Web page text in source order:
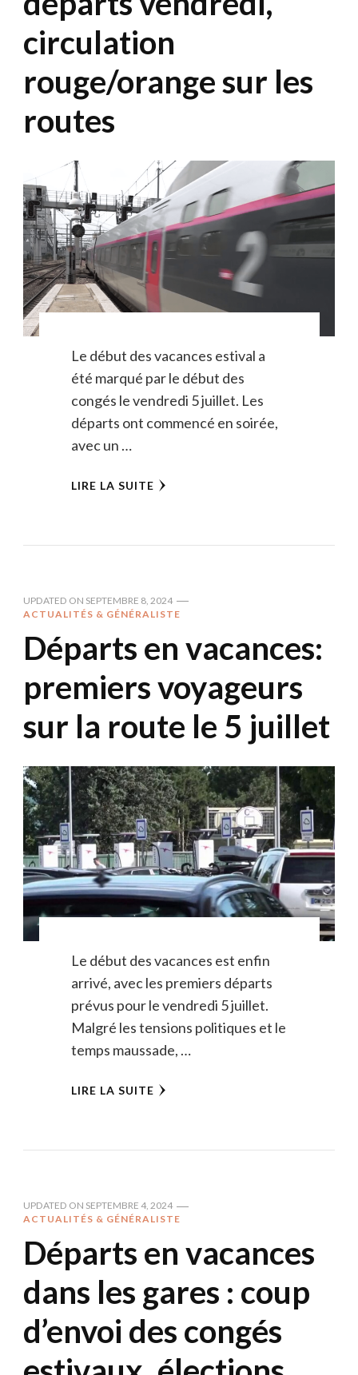
circulation
rouge/orange sur les
routes
Le début des vacances estival a
été marqué par le début des
congés le vendredi 5 juillet. Les
départs ont commencé en soirée,
avec un …
LIRE LA SUITE
UPDATED ON SEPTEMBRE 8, 2024
ACTUALITÉS & GÉNÉRALISTE
Départs en vacances:
premiers voyageurs
sur la route le 5 juillet
Le début des vacances est enfin
arrivé, avec les premiers départs
prévus pour le vendredi 5 juillet.
Malgré les tensions politiques et le
temps maussade, …
LIRE LA SUITE
UPDATED ON SEPTEMBRE 4, 2024
ACTUALITÉS & GÉNÉRALISTE
Départs en vacances
dans les gares : coup
d’envoi des congés